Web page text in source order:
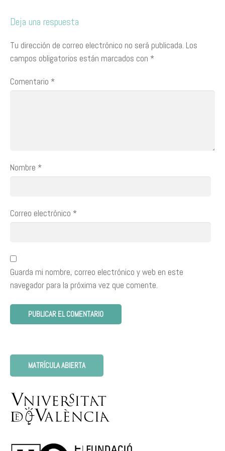
Deja una respuesta
Tu dirección de correo electrónico no será publicada. Los
campos obligatorios están marcados con *
Comentario *
Nombre *
Correo electrónico *
Guarda mi nombre, correo electrónico y web en este
navegador para la próxima vez que comente.
MATRÍCULA ABIERTA